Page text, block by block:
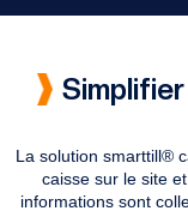
La solution smarttill®
caisse sur le site
informations sont